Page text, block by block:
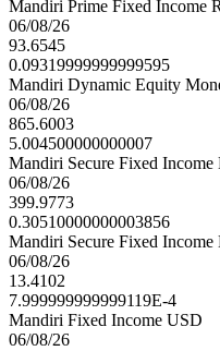
Mandiri Prime Fixed Income
06/08/26
93.6545
0.09319999999999595
Mandiri Dynamic Equity
06/08/26
865.6003
5.004500000000007
Mandiri Secure Fixed Income
06/08/26
399.9773
0.30510000000003856
Mandiri Secure Fixed
06/08/26
13.4102
7.999999999999119E-4
Mandiri Fixed Income USD
06/08/26